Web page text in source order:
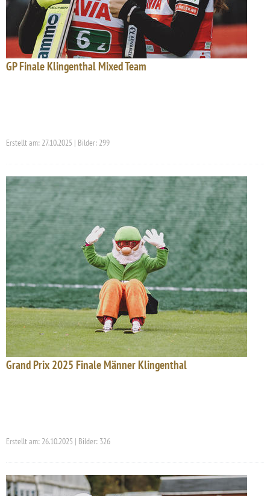
GP Finale Klingenthal Mixed Team
Erstellt am: 27.10.2025 | Bilder: 299
Grand Prix 2025 Finale Männer Klingenthal
Erstellt am: 26.10.2025 | Bilder: 326